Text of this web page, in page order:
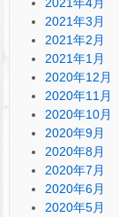
2021年3月
2021年2月
2021年1月
2020年12月
2020年11月
2020年10月
2020年9月
2020年8月
2020年7月
2020年6月
2020年5月